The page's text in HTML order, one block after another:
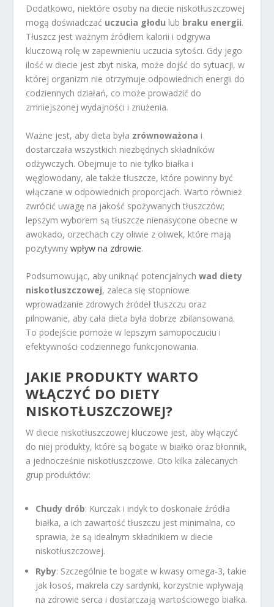
Dodatkowo, niektóre osoby na diecie niskotłuszczowej
mogą doświadczać uczucia głodu lub braku energii.
Tłuszcz jest ważnym źródłem kalorii i odgrywa
kluczową rolę w zapewnieniu uczucia sytości. Gdy jego
ilość w diecie jest zbyt niska, może dojść do sytuacji, w
której organizm nie otrzymuje odpowiednich energii do
codziennych działań, co może prowadzić do
zmniejszonej wydajności i znużenia.
Ważne jest, aby dieta była zrównoważona i
dostarczała wszystkich niezbędnych składników
odżywczych. Obejmuje to nie tylko białka i
węglowodany, ale także tłuszcze, które powinny być
włączane w odpowiednich proporcjach. Warto również
zwrócić uwagę na jakość spożywanych tłuszczów;
lepszym wyborem są tłuszcze nienasycone obecne w
awokado, orzechach czy oliwie z oliwek, które mają
pozytywnywpływ na zdrowie.
Podsumowując, aby uniknąć potencjalnychwad diety
niskotłuszczowej, zaleca się stopniowe
wprowadzanie zdrowych źródeł tłuszczu oraz
pilnowanie, aby cała dieta była dobrze zbilansowana.
To podejście pomoże w lepszym samopoczuciu i
efektywności codziennego funkcjonowania.
JAKIE PRODUKTY WARTO
WŁĄCZYĆ DO DIETY
NISKOTŁUSZCZOWEJ?
W diecie niskotłuszczowej kluczowe jest, aby włączyć
do niej produkty, które są bogate w białko oraz błonnik,
a jednocześnie niskotłuszczowe. Oto kilka zalecanych
grup produktów:
Chudy drób: Kurczak i indyk to doskonałe źródła
białka, a ich zawartość tłuszczu jest minimalna, co
sprawia, że są idealnym składnikiem w diecie
niskotłuszczowej.
Ryby: Szczególnie te bogate w kwasy omega-3, takie
jak łosoś, makrela czy sardynki, korzystnie wpływają
na zdrowie serca i dostarczają wartościowego białka.